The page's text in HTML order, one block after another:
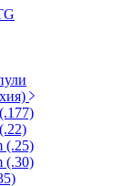
(.25)
(.30)